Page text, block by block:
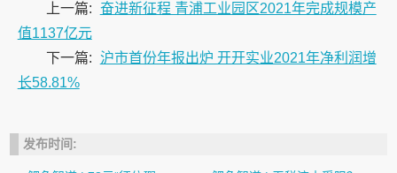
上一篇: 奋进新征程 青浦工业园区2021年完成规模产
值1137亿元
下一篇: 沪市首份年报出炉 开开实业2021年净利润增
长58.81%
发布时间: